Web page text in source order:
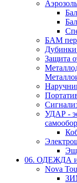
БАМ
Дубинки
Защита
УДАР -
06. ОДЕЖДА
Nova